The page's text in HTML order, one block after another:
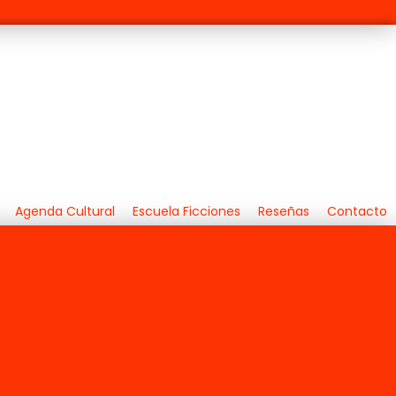
Agenda Cultural Escuela Ficciones Reseñas Contacto